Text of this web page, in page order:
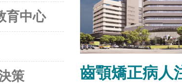
育中心
策
齒顎矯正病人